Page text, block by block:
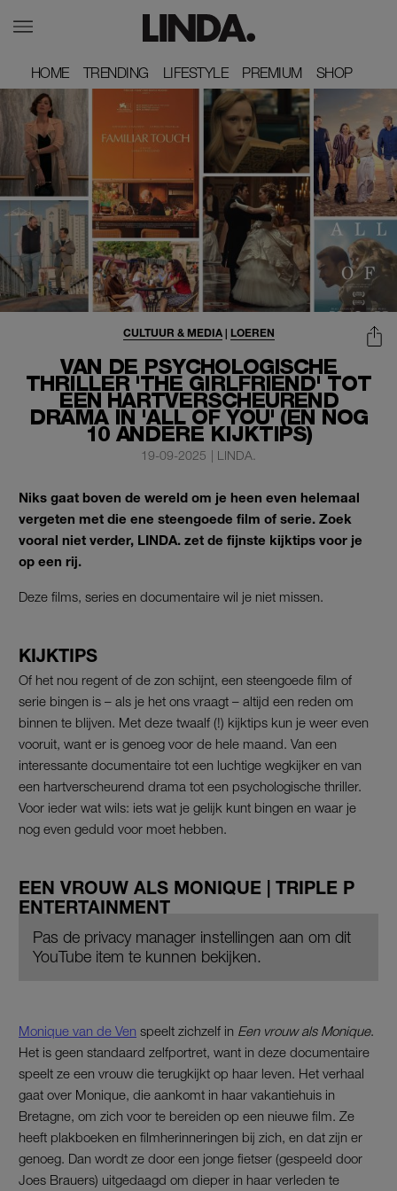
HOME
HOME TRENDING
TRENDING LIFESTYLE
LIFESTYLE PREMIUM
PREMIUM SHOP
SHOP
VAN DE PSYCHOLOGISCHE
THRILLER 'THE GIRLFRIEND' TOT
EEN HARTVERSCHEUREND
DRAMA IN 'ALL OF YOU' (EN NOG
10 ANDERE KIJKTIPS)
CULTUUR & MEDIA| LOEREN
19-09-2025 | LINDA.
Niks gaat boven de wereld om je heen even helemaal
vergeten met die ene steengoede film of serie. Zoek
vooral niet verder, LINDA. zet de fijnste kijktips voor je
op een rij.
Deze films, series en documentaire wil je niet missen.
KIJKTIPS
Of het nou regent of de zon schijnt, een steengoede film of
serie bingen is – als je het ons vraagt – altijd een reden om
binnen te blijven. Met deze twaalf (!) kijktips kun je weer even
vooruit, want er is genoeg voor de hele maand. Van een
interessante documentaire tot een luchtige wegkijker en van
een hartverscheurend drama tot een psychologische thriller.
Voor ieder wat wils: iets wat je gelijk kunt bingen en waar je
nog even geduld voor moet hebben.
EEN VROUW ALS MONIQUE | TRIPLE P
ENTERTAINMENT
Pas de privacy manager instellingen aan om dit
YouTube item te kunnen bekijken.
Monique van de Ven speelt zichzelf in Een vrouw als Monique.
Het is geen standaard zelfportret, want in deze documentaire
speelt ze een vrouw die terugkijkt op haar leven. Het verhaal
gaat over Monique, die aankomt in haar vakantiehuis in
Bretagne, om zich voor te bereiden op een nieuwe film. Ze
heeft plakboeken en filmherinneringen bij zich, en dat zijn er
genoeg. Dan wordt ze door een jonge fietser (gespeeld door
Joes Brauers) uitgedaagd om dieper in haar verleden te